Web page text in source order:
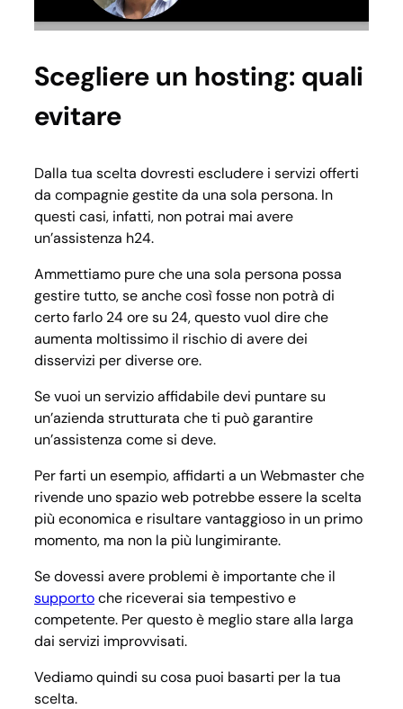
Scegliere un hosting: quali
evitare
Dalla tua scelta dovresti escludere i servizi offerti
da compagnie gestite da una sola persona. In
questi casi, infatti, non potrai mai avere
un’assistenza h24.
Ammettiamo pure che una sola persona possa
gestire tutto, se anche così fosse non potrà di
certo farlo 24 ore su 24, questo vuol dire che
aumenta moltissimo il rischio di avere dei
disservizi per diverse ore.
Se vuoi un servizio affidabile devi puntare su
un’azienda strutturata che ti può garantire
un’assistenza come si deve.
Per farti un esempio, affidarti a un Webmaster che
rivende uno spazio web potrebbe essere la scelta
più economica e risultare vantaggioso in un primo
momento, ma non la più lungimirante.
Se dovessi avere problemi è importante che il
supportoche riceverai sia tempestivo e
competente. Per questo è meglio stare alla larga
dai servizi improvvisati.
Vediamo quindi su cosa puoi basarti per la tua
scelta.